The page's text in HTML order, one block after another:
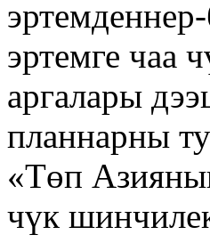
эртемге чаа
аргалары
планнарны
«Төп
чүк